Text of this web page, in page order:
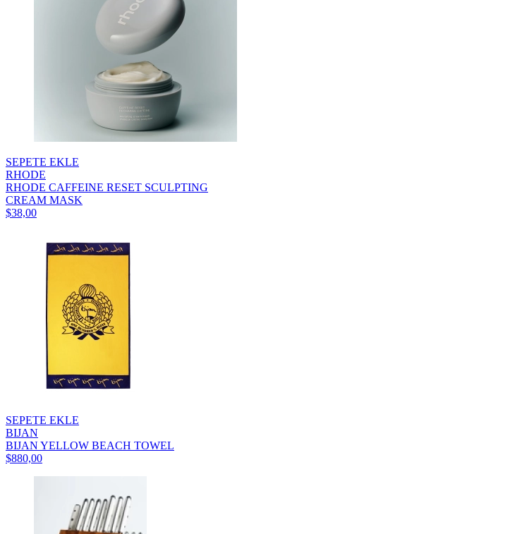
SEPETE EKLE
RHODE
RHODE CAFFEINE RESET SCULPTING
CREAM MASK
$38,00
SEPETE EKLE
BIJAN
BIJAN YELLOW BEACH TOWEL
$880,00